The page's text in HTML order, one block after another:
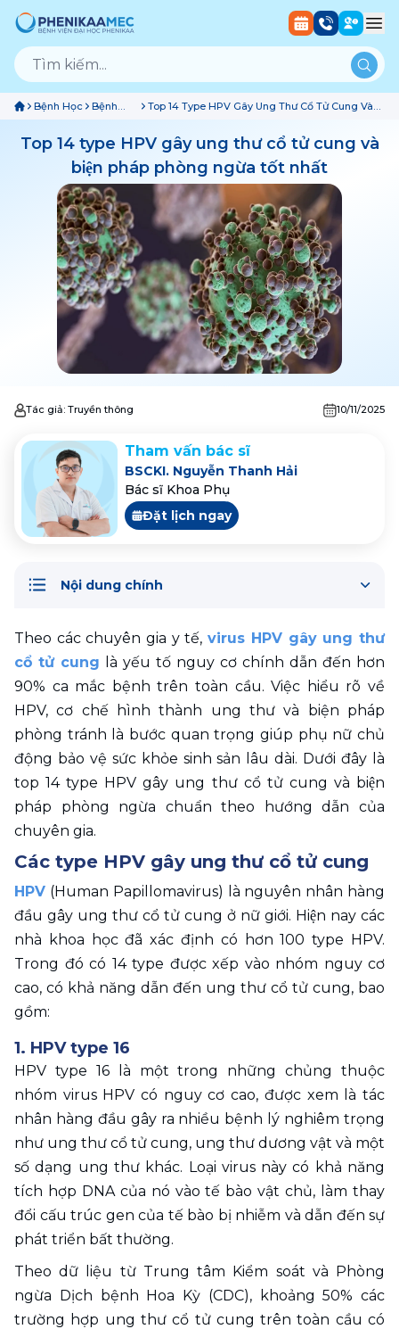
Bệnh Học
Bệnh
Ung
Top 14 Type HPV Gây Ung Thư Cổ Tử Cung Và
Top 14 type HPV gây ung thư cổ tử cung và
biện pháp phòng ngừa tốt nhất
Tác giả: Truyền thông 10/11/2025
Tham vấn bác sĩ
BSCKI. Nguyễn Thanh Hải
Bác sĩ Khoa Phụ
Đặt lịch ngay
Nội dung chính
Theo các chuyên gia y tế, virus HPV gây ung thư
cổ tử cung là yếu tố nguy cơ chính dẫn đến hơn
90% ca mắc bệnh trên toàn cầu. Việc hiểu rõ về
HPV, cơ chế hình thành ung thư và biện pháp
phòng tránh là bước quan trọng giúp phụ nữ chủ
động bảo vệ sức khỏe sinh sản lâu dài. Dưới đây là
top 14 type HPV gây ung thư cổ tử cung và biện
pháp phòng ngừa chuẩn theo hướng dẫn của
chuyên gia.
Các type HPV gây ung thư cổ tử cung
HPV (Human Papillomavirus) là nguyên nhân hàng
đầu gây ung thư cổ tử cung ở nữ giới. Hiện nay các
nhà khoa học đã xác định có hơn 100 type HPV.
Trong đó có 14 type được xếp vào nhóm nguy cơ
cao, có khả năng dẫn đến ung thư cổ tử cung, bao
gồm:
1. HPV type 16
HPV type 16 là một trong những chủng thuộc
nhóm virus HPV có nguy cơ cao, được xem là tác
nhân hàng đầu gây ra nhiều bệnh lý nghiêm trọng
như ung thư cổ tử cung, ung thư dương vật và một
số dạng ung thư khác. Loại virus này có khả năng
tích hợp DNA của nó vào tế bào vật chủ, làm thay
đổi cấu trúc gen của tế bào bị nhiễm và dẫn đến sự
phát triển bất thường.
Theo dữ liệu từ Trung tâm Kiểm soát và Phòng
ngừa Dịch bệnh Hoa Kỳ (CDC), khoảng 50% các
trường hợp ung thư cổ tử cung trên toàn cầu có